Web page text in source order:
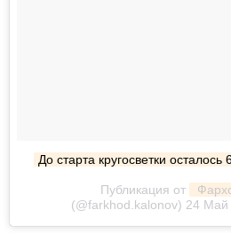
До старта кругосветки
Публикация от
(@farkhod.kalonov) 24 Май